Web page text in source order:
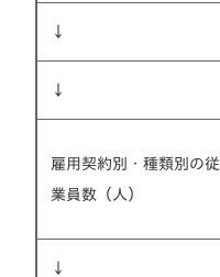
↓
↓
雇用契約別・種類別の従
業員数（人）
↓